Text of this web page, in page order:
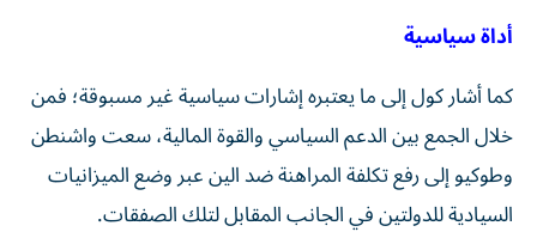
أداة سياسية
كما أشار كول إلى ما يعتبره إشارات سياسية غير مسبوقة؛ فمن
خلال الجمع بين الدعم السياسي والقوة المالية، سعت واشنطن
وطوكيو إلى رفع تكلفة المراهنة ضد الين عبر وضع الميزانيات
السيادية للدولتين في الجانب المقابل لتلك الصفقات.